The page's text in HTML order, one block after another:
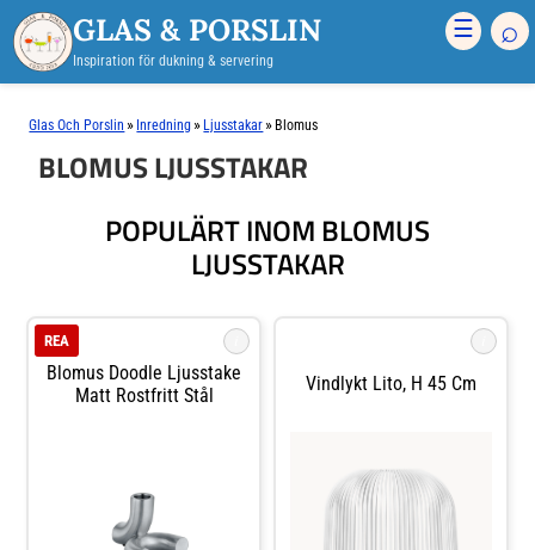
GLAS & PORSLIN
Inspiration för dukning & servering
☰ ⌕
Glas Och Porslin » Inredning » Ljusstakar » Blomus
BLOMUS LJUSSTAKAR
POPULÄRT INOM BLOMUS
LJUSSTAKAR
Blomus Doodle Ljusstake
Matt Rostfritt Stål
REA
Vindlykt Lito, H 45 Cm